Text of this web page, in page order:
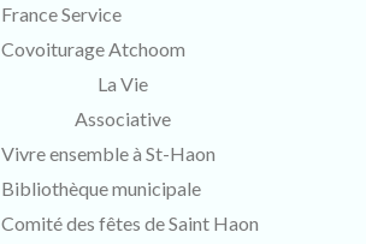
France Service
Covoiturage Atchoom
La Vie
Associative
Vivre ensemble à St-Haon
Bibliothèque municipale
Comité des fêtes de Saint Haon